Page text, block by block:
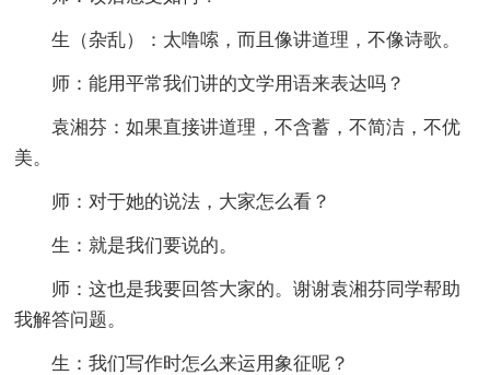
生（杂乱）：太噜嗦，而且像讲道理，不像诗歌。
师：能用平常我们讲的文学用语来表达吗？
袁湘芬：如果直接讲道理，不含蓄，不简洁，不优
美。
师：对于她的说法，大家怎么看？
生：就是我们要说的。
师：这也是我要回答大家的。谢谢袁湘芬同学帮助
我解答问题。
生：我们写作时怎么来运用象征呢？